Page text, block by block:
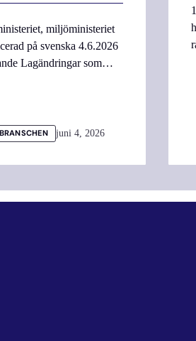
miljöministeriet
på svenska 4.6.2026
Lagändringar som…
juni 4, 2026